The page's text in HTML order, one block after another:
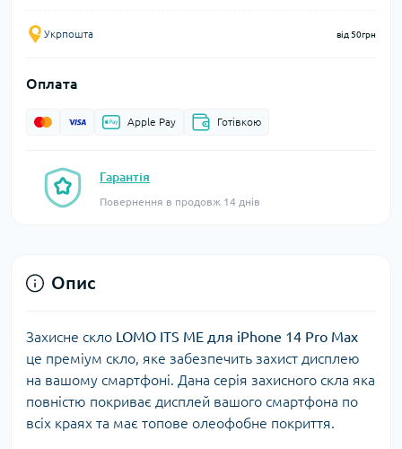
Укрпошта від 50грн
Оплата
Apple Pay Готівкою
Гарантія
Повернення в продовж 14 днів
Опис
Захисне скло LOMO ITS ME для iPhone 14 Pro Max
це преміум скло, яке забезпечить захист дисплею
на вашому смартфоні. Дана серія захисного скла яка
повністю покриває дисплей вашого смартфона по
всіх краях та має топове олеофобне покриття.